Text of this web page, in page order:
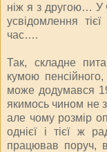
ніж я з другою… У
усвідомлення
час….
Так, складне
кумою
може додумався
якимось чином не
але чому розмір
однієї і тієї ж
працював поруч,